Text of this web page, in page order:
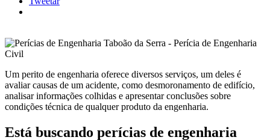
Um perito de engenharia oferece diversos serviços, um deles é
avaliar causas de um acidente, como desmoronamento de edifício,
analisar informações colhidas e apresentar conclusões sobre
condições técnica de qualquer produto da engenharia.
Está buscando perícias de engenharia